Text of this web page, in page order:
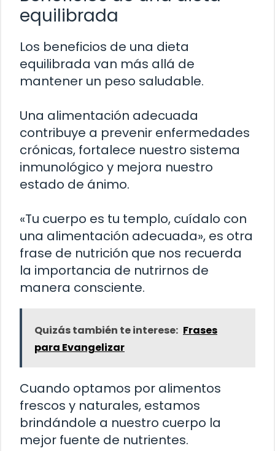
equilibrada
Los beneficios de una dieta
equilibrada van más allá de
mantener un peso saludable.
Una alimentación adecuada
contribuye a prevenir enfermedades
crónicas, fortalece nuestro sistema
inmunológico y mejora nuestro
estado de ánimo.
«Tu cuerpo es tu templo, cuídalo con
una alimentación adecuada», es otra
frase de nutrición que nos recuerda
la importancia de nutrirnos de
manera consciente.
Quizás también te interese: Frases
para Evangelizar
Cuando optamos por alimentos
frescos y naturales, estamos
brindándole a nuestro cuerpo la
mejor fuente de nutrientes.